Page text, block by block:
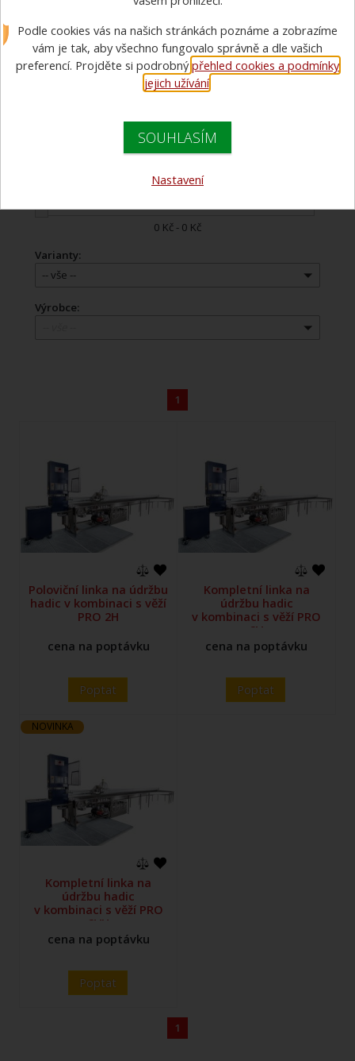
hadic se sušením ve věži
Doporučujeme
Ceny
Ceny
0 Kč - 0 Kč
Varianty:
-- vše --
Výrobce:
1
Poloviční linka na údržbu
hadic v kombinaci s věží
PRO 2H
cena na poptávku
Poptat
Kompletní linka na
údržbu hadic
v kombinaci s věží PRO
2V
cena na poptávku
Poptat
NOVINKA
Kompletní linka na
údržbu hadic
v kombinaci s věží PRO
2VH
cena na poptávku
Poptat
1
Podle cookies vás na našich stránkách poznáme a zobrazíme
vám je tak, aby všechno fungovalo správně a dle vašich
preferencí. Projděte si podrobnýpřehled cookies a podmínky
jejich užívání.
SOUHLASÍM
Nastavení